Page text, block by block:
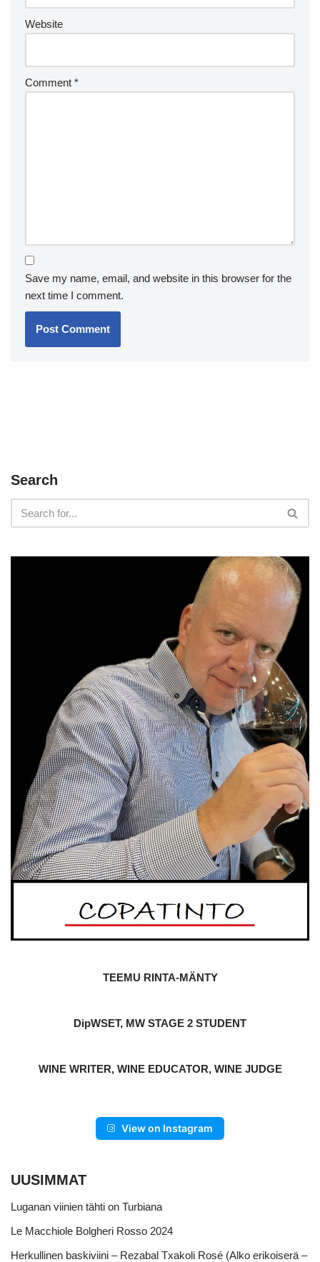
Website
Comment *
Save my name, email, and website in this browser for the
next time I comment.
Search
TEEMU RINTA-MÄNTY
DipWSET, MW STAGE 2 STUDENT
WINE WRITER, WINE EDUCATOR, WINE JUDGE
View on Instagram
UUSIMMAT
Luganan viinien tähti on Turbiana
Le Macchiole Bolgheri Rosso 2024
Herkullinen baskiviini – Rezabal Txakoli Rosé (Alko erikoiserä –